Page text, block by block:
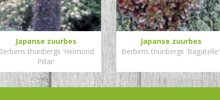
Japanse zuurbes
thunbergii 'Helmond
Pillar'
Japanse zuurbes
Berberis thunbergii 'Bagatelle'